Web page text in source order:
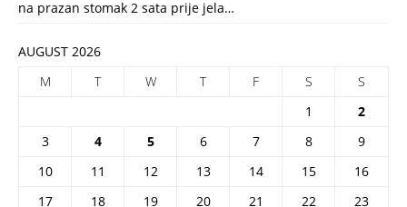
na prazan stomak 2 sata prije jela…
AUGUST 2026
M
T W T F S
S
1
2
3
4 5 6 7 8
9
10
11 12 13 14 15
16
17
18 19 20 21 22
23